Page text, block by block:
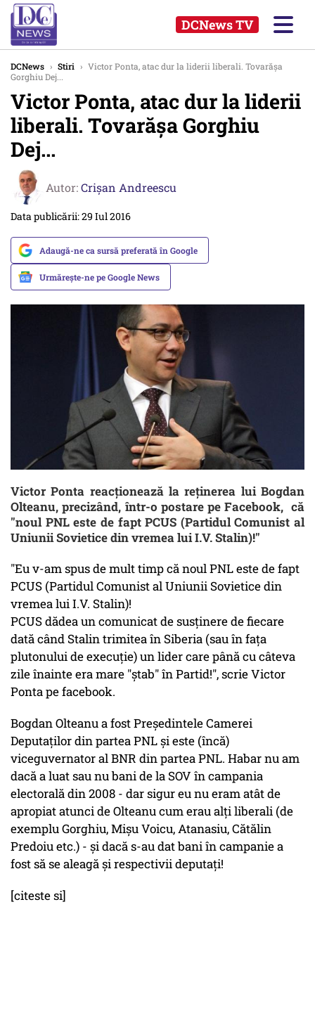
DCNews TV
DCNews › Stiri › Victor Ponta, atac dur la liderii liberali. Tovarășa
Gorghiu Dej...
Victor Ponta, atac dur la liderii
liberali. Tovarășa Gorghiu
Dej...
Autor:Crişan Andreescu
Data publicării: 29 Iul 2016
Adaugă-ne ca sursă preferată în Google
Urmărește-ne pe Google News
Victor Ponta reacționează la reținerea lui Bogdan
Olteanu, precizând, într-o postare pe Facebook, că
"noul PNL este de fapt PCUS (Partidul Comunist al
Uniunii Sovietice din vremea lui I.V. Stalin)!"
"Eu v-am spus de mult timp că noul PNL este de fapt
PCUS (Partidul Comunist al Uniunii Sovietice din
vremea lui I.V. Stalin)!
PCUS dădea un comunicat de susținere de fiecare
dată când Stalin trimitea în Siberia (sau în fața
plutonului de execuție) un lider care până cu câteva
zile înainte era mare "ștab" în Partid!", scrie Victor
Ponta pe facebook.
Bogdan Olteanu a fost Președintele Camerei
Deputaților din partea PNL și este (încă)
viceguvernator al BNR din partea PNL. Habar nu am
dacă a luat sau nu bani de la SOV în campania
electorală din 2008 - dar sigur eu nu eram atât de
apropiat atunci de Olteanu cum erau alți liberali (de
exemplu Gorghiu, Mișu Voicu, Atanasiu, Cătălin
Predoiu etc.) - și dacă s-au dat bani în campanie a
fost să se aleagă și respectivii deputați!
[citeste si]